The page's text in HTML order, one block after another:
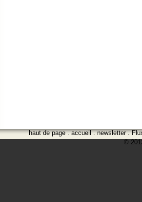
haut de page.accueil.newsletter.
©